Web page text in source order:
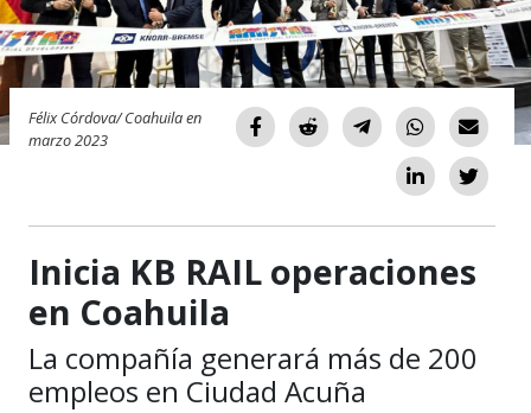
Félix Córdova/ Coahuila en
marzo 2023
Inicia KB RAIL operaciones
en Coahuila
La compañía generará más de 200
empleos en Ciudad Acuña